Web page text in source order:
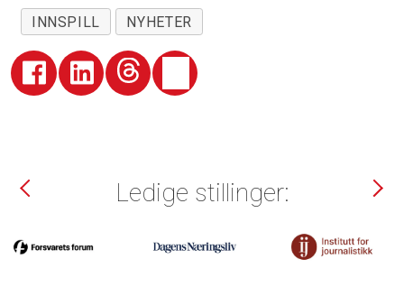
INNSPILL NYHETER
Ledige stillinger: